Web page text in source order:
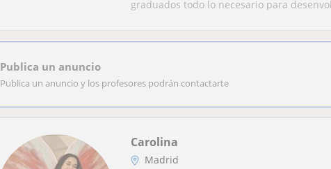
graduados todo lo necesario para
Publica un anuncio
Publica un anuncio y los profesores podrán contactarte
Carolina
Madrid